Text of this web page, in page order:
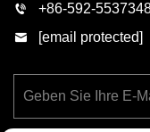
+86-592-
[email protected]